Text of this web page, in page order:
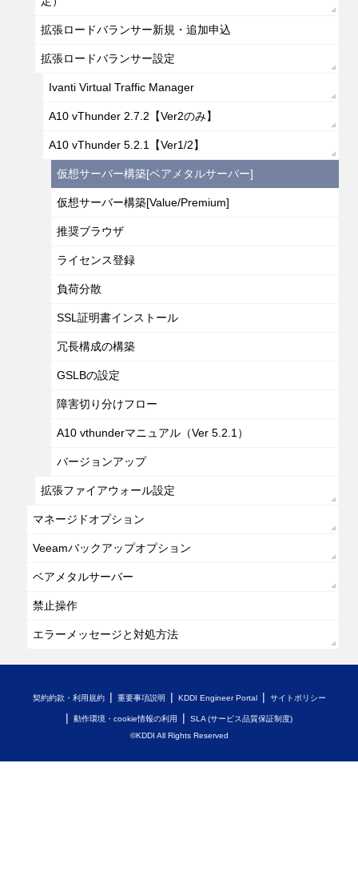
拡張ロードバランサー新規・追加申込
拡張ロードバランサー設定
Ivanti Virtual Traffic Manager
A10 vThunder 2.7.2【Ver2のみ】
A10 vThunder 5.2.1【Ver1/2】
仮想サーバー構築[ベアメタルサーバー]
仮想サーバー構築[Value/Premium]
推奨ブラウザ
ライセンス登録
負荷分散
SSL証明書インストール
冗長構成の構築
GSLBの設定
障害切り分けフロー
A10 vthunderマニュアル（Ver 5.2.1）
バージョンアップ
拡張ファイアウォール設定
マネージドオプション
Veeamバックアップオプション
ベアメタルサーバー
禁止操作
エラーメッセージと対処方法
契約約款・利用規約 重要事項説明 KDDI Engineer Portal サイトポリシー
動作環境・cookie情報の利用
SLA (サービス品質保証制度)
©KDDI All Rights Reserved